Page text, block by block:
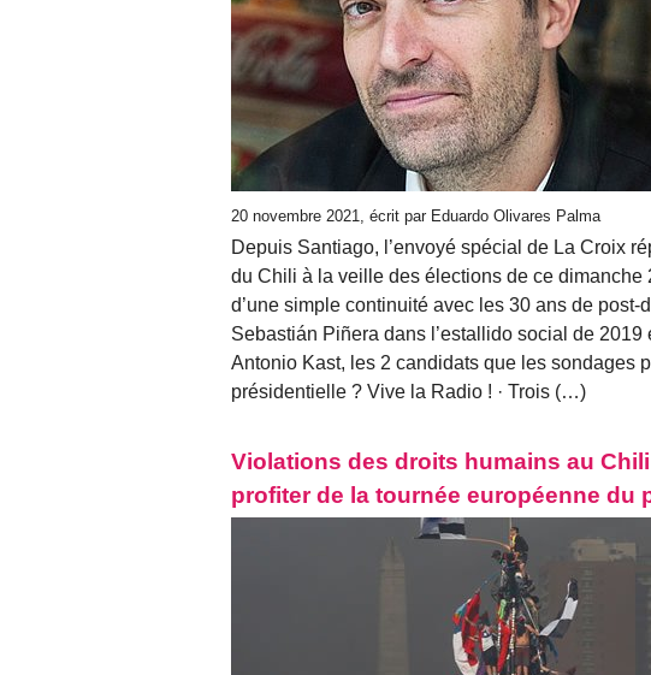
20 novembre 2021, écrit par Eduardo Olivares Palma
Depuis Santiago, l’envoyé spécial de La Croix
du Chili à la veille des élections de ce dimanche
d’une simple continuité avec les 30 ans de
Sebastián Piñera dans l’estallido social de
Antonio Kast, les 2 candidats que les sondages
présidentielle ? Vive la Radio ! · Trois (…)
Violations des droits humains au
profiter de la tournée européenne du